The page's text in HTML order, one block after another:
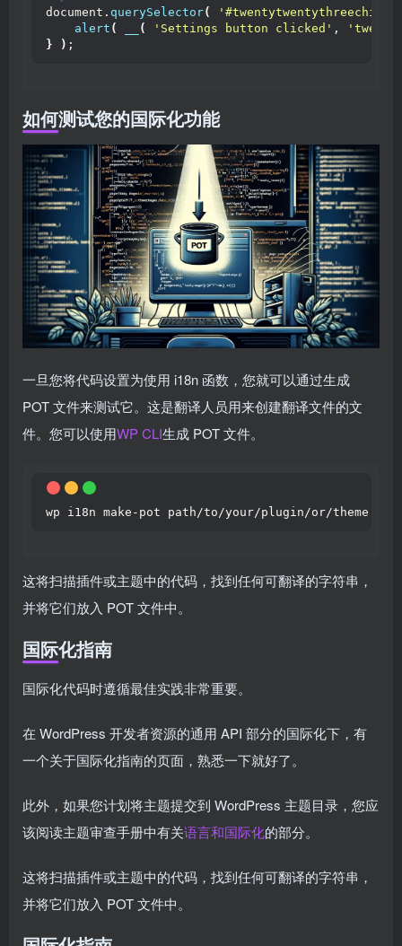
document. querySelector(
alert ( ( 'Settings button clicked' ,
}
) ;
如何测试您的国际化功能
一旦您将代码设置为使用 i18n 函数，您就可以通过生成
POT 文件来测试它。这是翻译人员用来创建翻译文件的文
件。您可以使用WP CLI生成 POT 文件。
wp i18n make-pot path/to/your/plugin/or/theme
这将扫描插件或主题中的代码，找到任何可翻译的字符串，
并将它们放入 POT 文件中。
国际化指南
国际化代码时遵循最佳实践非常重要。
在 WordPress 开发者资源的通用 API 部分的国际化下，有
一个关于国际化指南的页面，熟悉一下就好了。
此外，如果您计划将主题提交到 WordPress 主题目录，您应
该阅读主题审查手册中有关语言和国际化的部分。
这将扫描插件或主题中的代码，找到任何可翻译的字符串，
并将它们放入 POT 文件中。